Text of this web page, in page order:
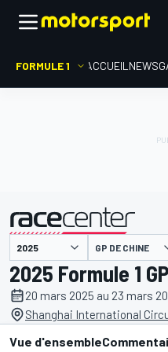
FORMULE 1 ACCUEIL NEWS
présenté par GP DE CHINE
2025 Formule 1
20 mars 2025 au 23 mars
Shanghai International
Vue d'ensemble